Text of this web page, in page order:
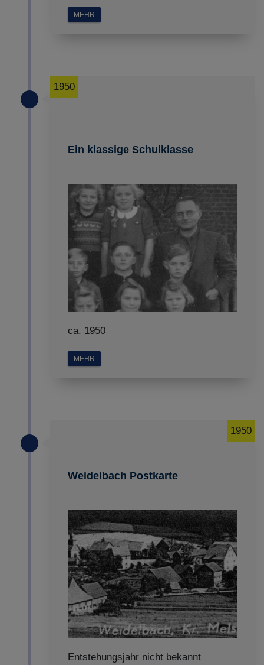
MEHR
Ein klassige Schulklasse
1950
ca. 1950
MEHR
Weidelbach Postkarte
1950
Entstehungsjahr nicht bekannt